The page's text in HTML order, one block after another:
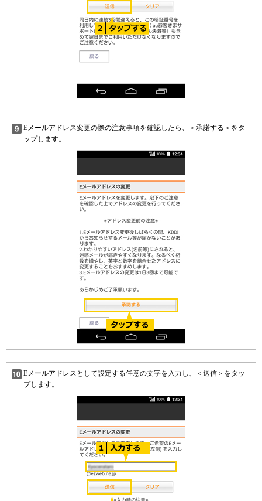
Eメールアドレス変更の際の注意事項を確認したら、＜承諾する＞をタ
ップします。
Eメールアドレスとして設定する任意の文字を入力し、＜送信＞をタッ
プします。